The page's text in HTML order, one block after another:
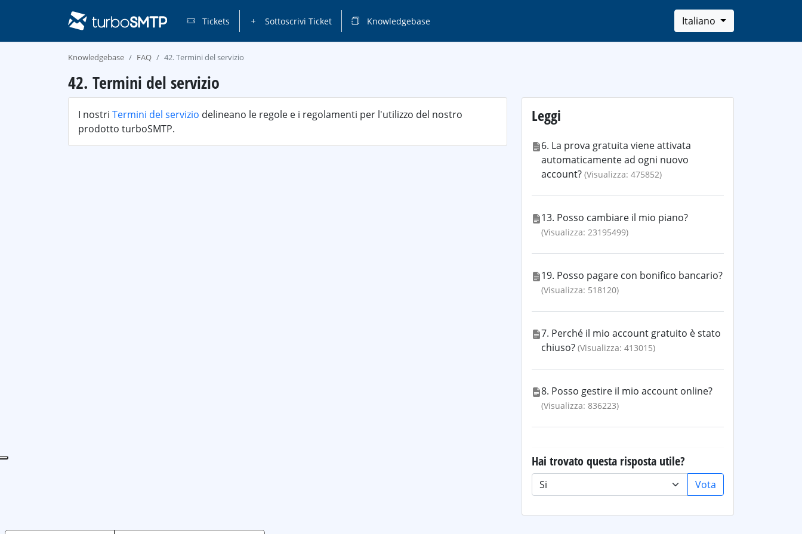
Tickets Sottoscrivi Ticket Knowledgebase Italiano
Knowledgebase FAQ 42. Termini del servizio
42. Termini del servizio
I nostri Termini del servizio delineano le regole e i regolamenti per l'utilizzo del nostro
prodotto turboSMTP.
Leggi
6. La prova gratuita viene attivata
automaticamente ad ogni nuovo
account? (Visualizza: 475852)
13. Posso cambiare il mio piano?
(Visualizza: 23195499)
19. Posso pagare con bonifico bancario?
(Visualizza: 518120)
7. Perché il mio account gratuito è stato
chiuso? (Visualizza: 413015)
8. Posso gestire il mio account online?
(Visualizza: 836223)
Hai trovato questa risposta utile?
Vota